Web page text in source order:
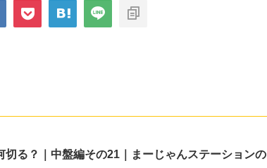
切る？｜中盤編その21｜まーじゃんステーションの